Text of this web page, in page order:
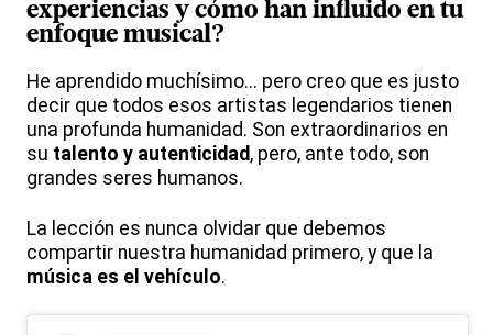
experiencias y cómo han influido en tu
enfoque musical?
He aprendido muchísimo... pero creo que es justo
decir que todos esos artistas legendarios tienen
una profunda humanidad. Son extraordinarios en
su talento y autenticidad, pero, ante todo, son
grandes seres humanos.
La lección es nunca olvidar que debemos
compartir nuestra humanidad primero, y que la
música es el vehículo.